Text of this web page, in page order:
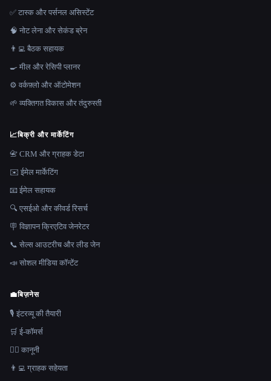
✅ टास्क और पर्सनल असिस्टेंट
🧠 नोट लेना और सेकंड ब्रेन
👨‍💻 बैठक सहायक
🍳 मील और रेसिपी प्लानर
⚙️ वर्कफ़्लो और ऑटोमेशन
🌱 व्यक्तिगत विकास और तंदुरुस्ती
📈बिक्री और मार्केटिंग
📇 CRM और ग्राहक डेटा
✉️ ईमेल मार्केटिंग
📧 ईमेल सहायक
🔍 एसईओ और कीवर्ड रिसर्च
🪧 विज्ञापन क्रिएटिव जेनरेटर
📞 सेल्स आउटरीच और लीड जेन
📣 सोशल मीडिया कॉन्टेंट
💼बिज़नेस
🎙️ इंटरव्यू की तैयारी
🛒 ई-कॉमर्स
👩‍⚖️ कानूनी
👨‍💻 ग्राहक सहेयता